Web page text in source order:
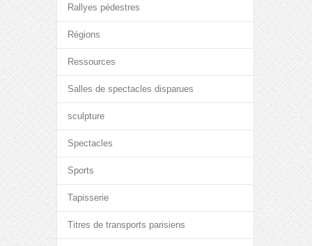
Rallyes pédestres
Régions
Ressources
Salles de spectacles disparues
sculpture
Spectacles
Sports
Tapisserie
Titres de transports parisiens